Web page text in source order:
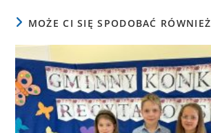
MOŻE CI SIĘ SPODOBAĆ RÓWNIEŻ